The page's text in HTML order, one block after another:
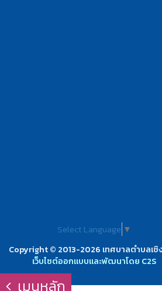
เมนูหลัก
Select Language ▼
Copyright © 2013-2026 เทศบาลตำบลเชิ
เว็บไซต์ออกแบบและพัฒนาโดย C2S